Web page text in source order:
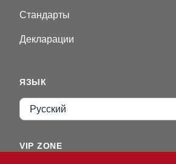
Стандарты
Декларации
ЯЗЫК
Язык
VIP ZONE